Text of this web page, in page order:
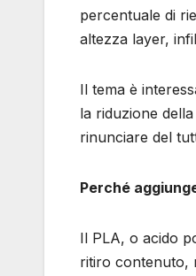
percentuale di
altezza layer,
Il tema è
la riduzione
rinunciare del
Perché
Il PLA, o acido
ritiro contenuto,